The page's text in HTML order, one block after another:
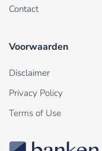
Contact
Voorwaarden
Disclaimer
Privacy Policy
Terms of Use